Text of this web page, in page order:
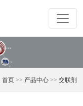
首页 >> 产品中心 >> 交联剂